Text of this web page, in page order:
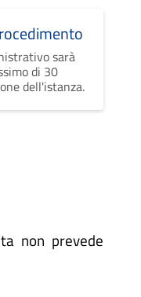
sarà
di 30
dell'istanza.
non prevede